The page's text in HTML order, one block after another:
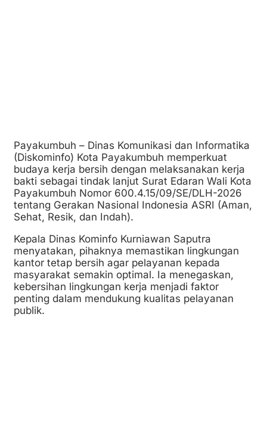
Payakumbuh – Dinas Komunikasi dan Informatika
(Diskominfo) Kota Payakumbuh memperkuat
budaya kerja bersih dengan melaksanakan kerja
bakti sebagai tindak lanjut Surat Edaran Wali Kota
Payakumbuh Nomor 600.4.15/09/SE/DLH-2026
tentang Gerakan Nasional Indonesia ASRI (Aman,
Sehat, Resik, dan Indah).
Kepala Dinas Kominfo Kurniawan Saputra
menyatakan, pihaknya memastikan lingkungan
kantor tetap bersih agar pelayanan kepada
masyarakat semakin optimal. Ia menegaskan,
kebersihan lingkungan kerja menjadi faktor
penting dalam mendukung kualitas pelayanan
publik.